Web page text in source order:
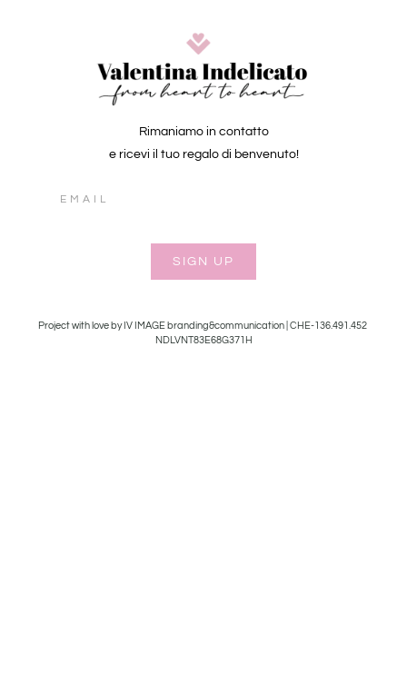
Rimaniamo in contatto
e ricevi il tuo regalo di benvenuto!
SIGN UP
Project with love by IV IMAGE branding&communication | CHE-136.491.452
NDLVNT83E68G371H